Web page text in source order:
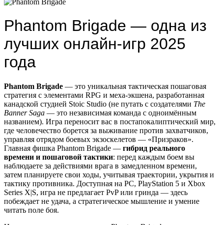
Phantom Brigade — одна из
лучших онлайн-игр 2025
года
Phantom Brigade — это уникальная тактическая пошаговая
стратегия с элементами RPG и меха-экшена, разработанная
канадской студией Stoic Studio (не путать с создателями The
Banner Saga — это независимая команда с одноимённым
названием). Игра переносит вас в постапокалиптический мир,
где человечество борется за выживание против захватчиков,
управляя отрядом боевых экзоскелетов — «Призраков».
Главная фишка Phantom Brigade — гибрид реального
времени и пошаговой тактики: перед каждым боем вы
наблюдаете за действиями врага в замедленном времени,
затем планируете свои ходы, учитывая траектории, укрытия и
тактику противника. Доступная на PC, PlayStation 5 и Xbox
Series X|S, игра не предлагает PvP или гринда — здесь
побеждает не удача, а стратегическое мышление и умение
читать поле боя.